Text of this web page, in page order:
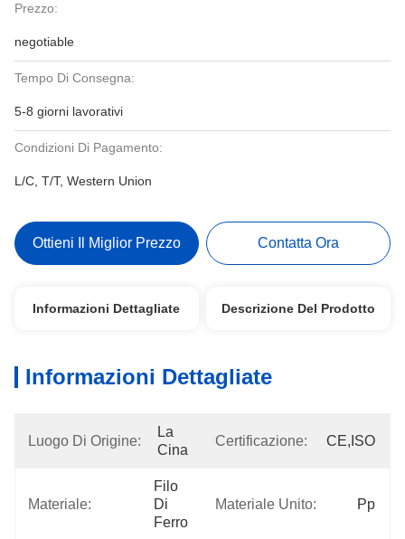
Prezzo:
negotiable
Tempo Di Consegna:
5-8 giorni lavorativi
Condizioni Di Pagamento:
L/C, T/T, Western Union
Ottieni Il Miglior Prezzo Contatta Ora
Informazioni Dettagliate Descrizione Del Prodotto
Informazioni Dettagliate
Luogo Di Origine:
La
Cina
Certificazione: CE,ISO
Materiale:
Filo
Di
Ferro
Materiale Unito: Pp